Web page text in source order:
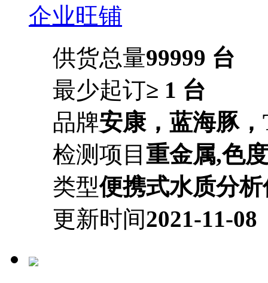
企业旺铺
供货总量99999 台
最少起订≥ 1 台
品牌安康，蓝海豚
检测项目 重金属,色
类型便携式水质分析
更新时间2021-11-08